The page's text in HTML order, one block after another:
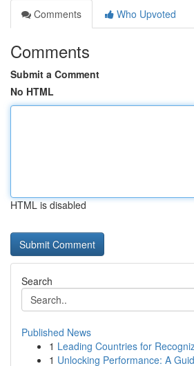
Comments
Who Upvoted
Comments
Submit a Comment
No HTML
HTML is disabled
Search
Published News
1 Leading Countries for
1 Unlocking Performance: A